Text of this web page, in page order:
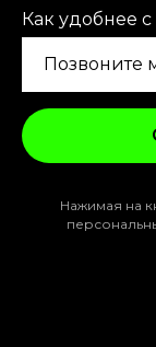
Как удобнее
Нажимая на